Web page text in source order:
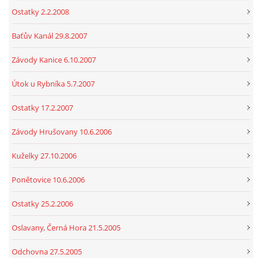
Ostatky 2.2.2008
Baťův Kanál 29.8.2007
Závody Kanice 6.10.2007
Útok u Rybníka 5.7.2007
Ostatky 17.2.2007
Závody Hrušovany 10.6.2006
Kuželky 27.10.2006
Ponětovice 10.6.2006
Ostatky 25.2.2006
Oslavany, Černá Hora 21.5.2005
Odchovna 27.5.2005